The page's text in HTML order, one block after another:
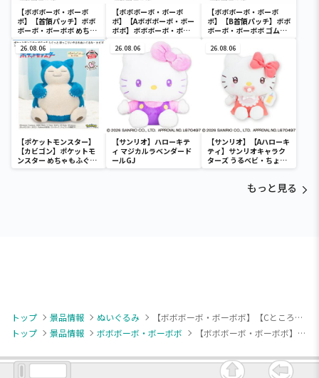
【ボボボーボ・ボーボ
ボ】【首領パッチ】ボボ
ボーボ・ボーボボ めちゃ
もふぐっとぬいぐるみ～
首領パッチ～
【ボボボーボ・ボーボ
ボ】【Aボボボーボ・ボー
ボボ】ボボボーボ・ボー
ボボ ゴムひも付きぬいぐ
るみ
【ボボボーボ・ボーボ
ボ】【B首領パッチ】ボボ
ボーボ・ボーボボ ゴムひ
26.08.06
【ポケットモンスター】
【カビゴン】ポケットモ
ンスター めちゃもふぐっ
と ほっこりいやされぬい
26.08.06
【サンリオ】ハローキテ
ィ マジカルラベンダード
ールGJ
26.08.06
【サンリオ】【Aハローキ
ティ】サンリオキャラク
ターズ うるベビ・ちょい
デカドール
もっと見る
トップ 景品情報 ぬいぐるみ
【ボボボーボ・ボーボボ】【Cところ天の助】ボボボーボ・ボーボボ エアぐるみ
トップ
景品情報 ボボボーボ・ボーボボ 【ボボボーボ・ボーボボ】【Cところ天の助】ボボボーボ・ボーボボ エアぐるみ